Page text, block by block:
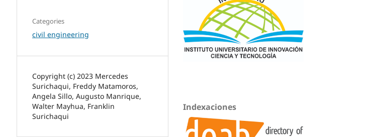
Categories
civil engineering
Copyright (c) 2023 Mercedes
Surichaqui, Freddy Matamoros,
Angela Sillo, Augusto Manrique,
Walter Mayhua, Franklin
Surichaqui
Indexaciones